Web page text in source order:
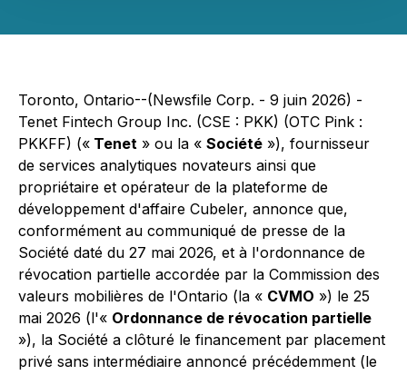
Toronto, Ontario--(Newsfile Corp. - 9 juin 2026) -
Tenet Fintech Group Inc. (CSE : PKK) (OTC Pink :
PKKFF) (« Tenet » ou la « Société »), fournisseur
de services analytiques novateurs ainsi que
propriétaire et opérateur de la plateforme de
développement d'affaire Cubeler, annonce que,
conformément au communiqué de presse de la
Société daté du 27 mai 2026, et à l'ordonnance de
révocation partielle accordée par la Commission des
valeurs mobilières de l'Ontario (la « CVMO ») le 25
mai 2026 (l'« Ordonnance de révocation partielle
»), la Société a clôturé le financement par placement
privé sans intermédiaire annoncé précédemment (le